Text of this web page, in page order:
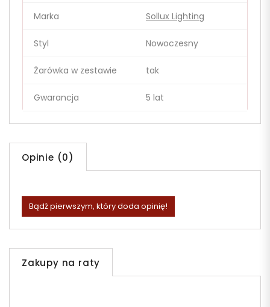
Marka Sollux Lighting
Styl Nowoczesny
Żarówka w zestawie tak
Gwarancja 5 lat
Opinie (0)
Bądź pierwszym, który doda opinię!
Zakupy na raty